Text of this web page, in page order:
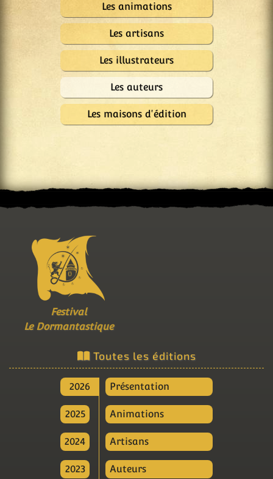
Les animations
Les artisans
Les illustrateurs
Les auteurs
Les maisons d'édition
Festival
Le Dormantastique
Toutes les éditions
2026
2025
2024
2023
Présentation
Animations
Artisans
Auteurs